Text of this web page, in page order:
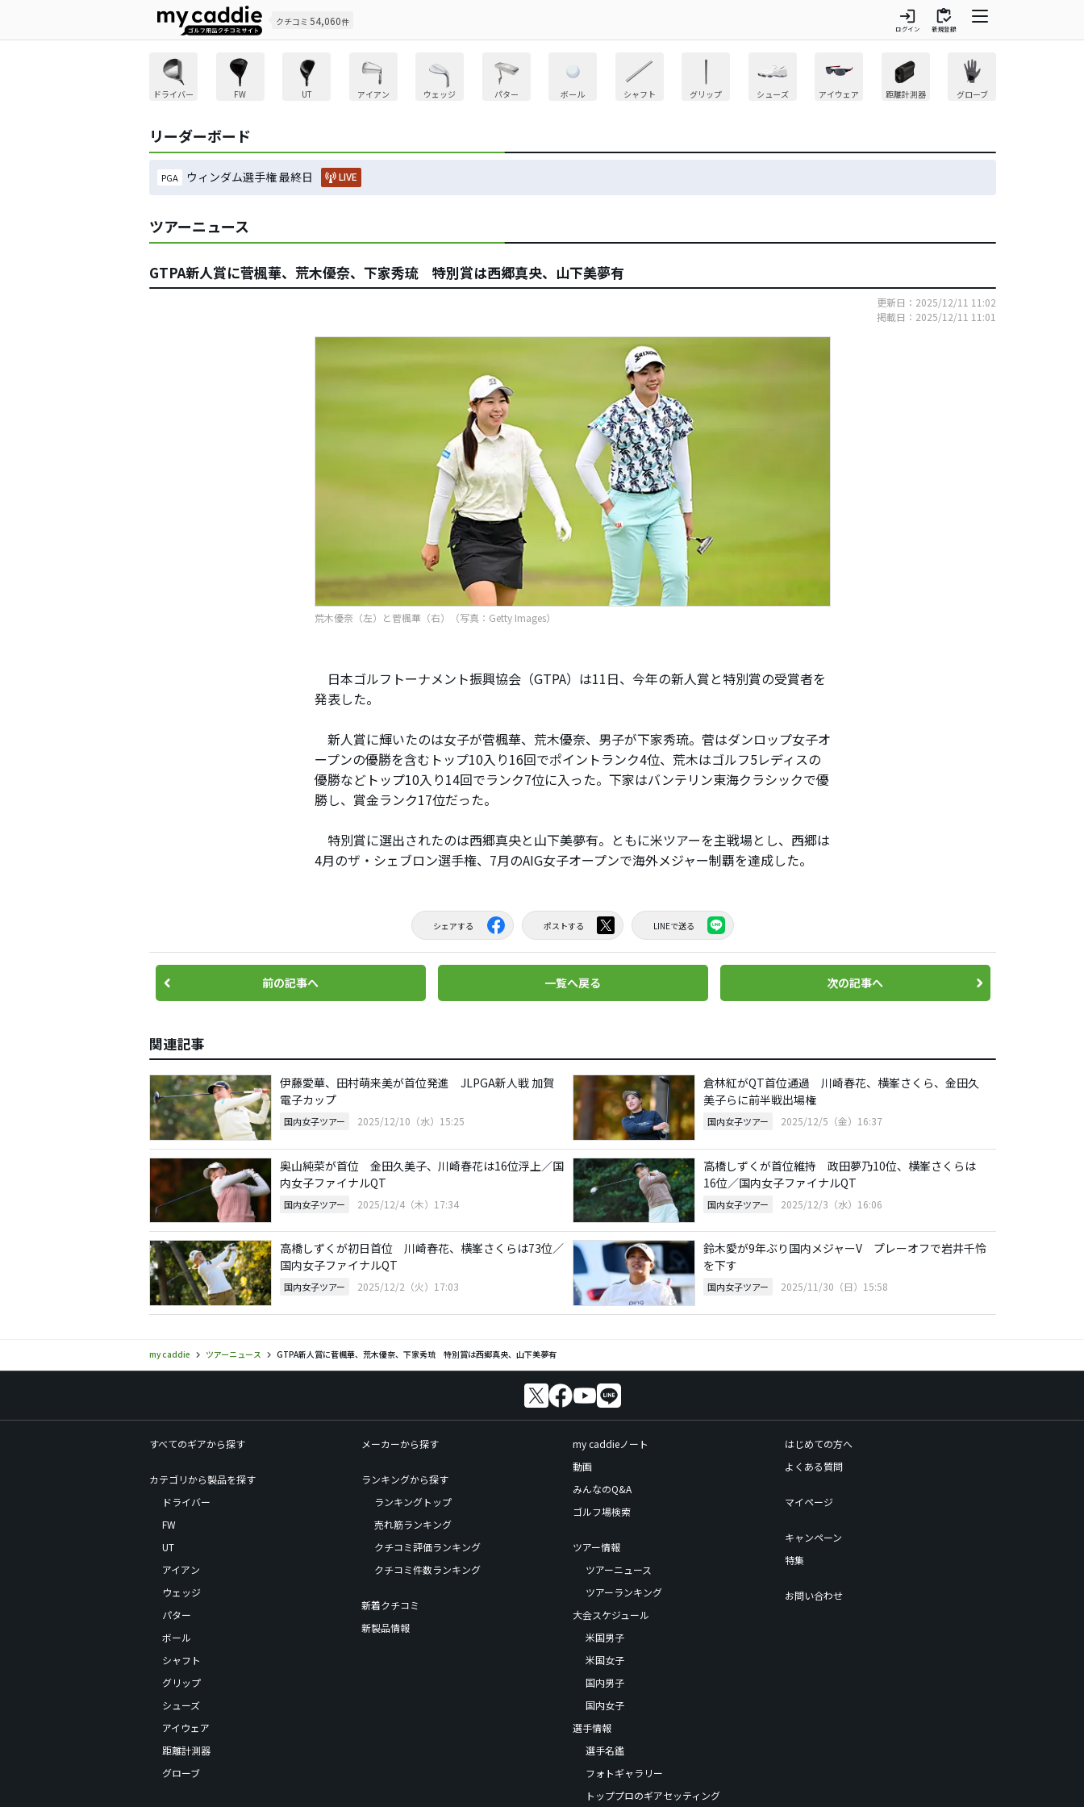
クチコミ 54,060件 login
ログイン
inventory
新規登録
ドライバー FW UT アイアン ウェッジ パター ボール シャフト グリップ シューズ アイウェア 距離計測器 グローブ
リーダーボード
PGA ウィンダム選手権 最終日 LIVE
ツアーニュース
GTPA新人賞に菅楓華、荒木優奈、下家秀琉 特別賞は西郷真央、山下美夢有
更新日：2025/12/11 11:02
掲載日：2025/12/11 11:01
荒木優奈（左）と菅楓華（右）（写真：Getty Images）
日本ゴルフトーナメント振興協会（GTPA）は11日、今年の新人賞と特別賞の受賞者を
発表した。
新人賞に輝いたのは女子が菅楓華、荒木優奈、男子が下家秀琉。菅はダンロップ女子オ
ープンの優勝を含むトップ10入り16回でポイントランク4位、荒木はゴルフ5レディスの
優勝などトップ10入り14回でランク7位に入った。下家はバンテリン東海クラシックで優
勝し、賞金ランク17位だった。
特別賞に選出されたのは西郷真央と山下美夢有。ともに米ツアーを主戦場とし、西郷は
4月のザ・シェブロン選手権、7月のAIG女子オープンで海外メジャー制覇を達成した。
シェアする ポストする LINEで送る
前の記事へ 一覧へ戻る 次の記事へ
関連記事
伊藤愛華、田村萌来美が首位発進 JLPGA新人戦 加賀
電子カップ
国内女子ツアー 2025/12/10（水）15:25
倉林紅がQT首位通過 川崎春花、横峯さくら、金田久
美子らに前半戦出場権
国内女子ツアー 2025/12/5（金）16:37
奥山純菜が首位 金田久美子、川崎春花は16位浮上／国
内女子ファイナルQT
国内女子ツアー 2025/12/4（木）17:34
高橋しずくが首位維持 政田夢乃10位、横峯さくらは
16位／国内女子ファイナルQT
国内女子ツアー 2025/12/3（水）16:06
高橋しずくが初日首位 川崎春花、横峯さくらは73位／
国内女子ファイナルQT
国内女子ツアー 2025/12/2（火）17:03
鈴木愛が9年ぶり国内メジャーV プレーオフで岩井千怜
を下す
国内女子ツアー 2025/11/30（日）15:58
my caddie ツアーニュース GTPA新人賞に菅楓華、荒木優奈、下家秀琉 特別賞は西郷真央、山下美夢有
すべてのギアから探す
カテゴリから製品を探す
ドライバー
FW
UT
アイアン
ウェッジ
パター
ボール
シャフト
グリップ
シューズ
アイウェア
距離計測器
グローブ
メーカーから探す
ランキングから探す
ランキングトップ
売れ筋ランキング
クチコミ評価ランキング
クチコミ件数ランキング
新着クチコミ
新製品情報
my caddieノート
動画
みんなのQ&A
ゴルフ場検索
ツアー情報
ツアーニュース
ツアーランキング
大会スケジュール
米国男子
米国女子
国内男子
国内女子
選手情報
選手名鑑
フォトギャラリー
トッププロのギアセッティング
はじめての方へ
よくある質問
マイページ
キャンペーン
特集
お問い合わせ